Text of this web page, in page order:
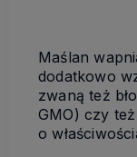
Maślan
dodatkowo
zwaną też
GMO) czy
o